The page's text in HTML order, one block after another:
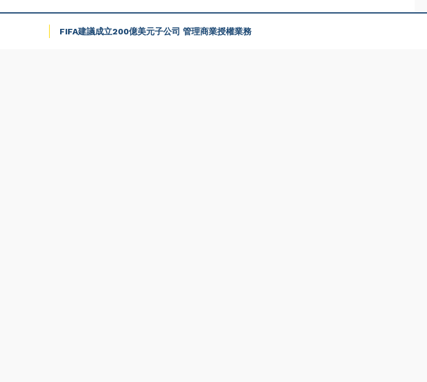
FIFA建議成立200億美元子公司 管理商業授權業務